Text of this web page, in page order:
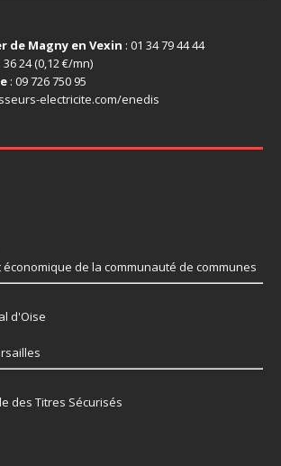
de Magny en Vexin : 01 34 79 44 44
36 24 (0,12 €/mn)
: 09 726 750 95
electricite.com/enedis
de la communauté de communes
d'Oise
des Titres Sécurisés